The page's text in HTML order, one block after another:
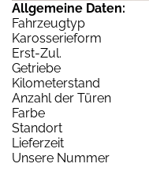
Allgemeine Daten:
Fahrzeugtyp
Karosserieform
Erst-Zul.
Getriebe
Kilometerstand
Anzahl der Türen
Farbe
Standort
Lieferzeit
Unsere Nummer